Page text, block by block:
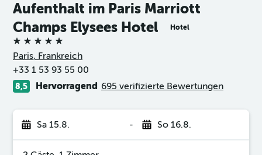
Aufenthalt im Paris Marriott
Champs Elysees Hotel
Hotel
5 Sterne
Paris, Frankreich
+33 1 53 93 55 00
8,5 Hervorragend 695 verifizierte Bewertungen
Sa 15.8. - So 16.8.